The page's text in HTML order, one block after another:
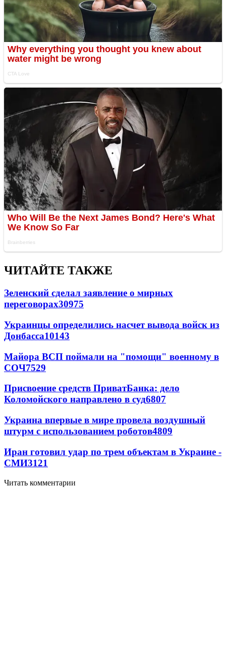
ЧИТАЙТЕ ТАКЖЕ
Зеленский сделал заявление о мирных
переговорах30975
Украинцы определились насчет вывода войск из
Донбасса10143
Майора ВСП поймали на "помощи" военному в
СОЧ7529
Присвоение средств ПриватБанка: дело
Коломойского направлено в суд6807
Украина впервые в мире провела воздушный
штурм с использованием роботов4809
Иран готовил удар по трем объектам в Украине -
СМИ3121
Читать комментарии